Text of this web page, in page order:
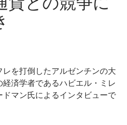
を打倒したアルゼンチンの大
済学者であるハビエル・ミレ
マン氏によるインタビューで